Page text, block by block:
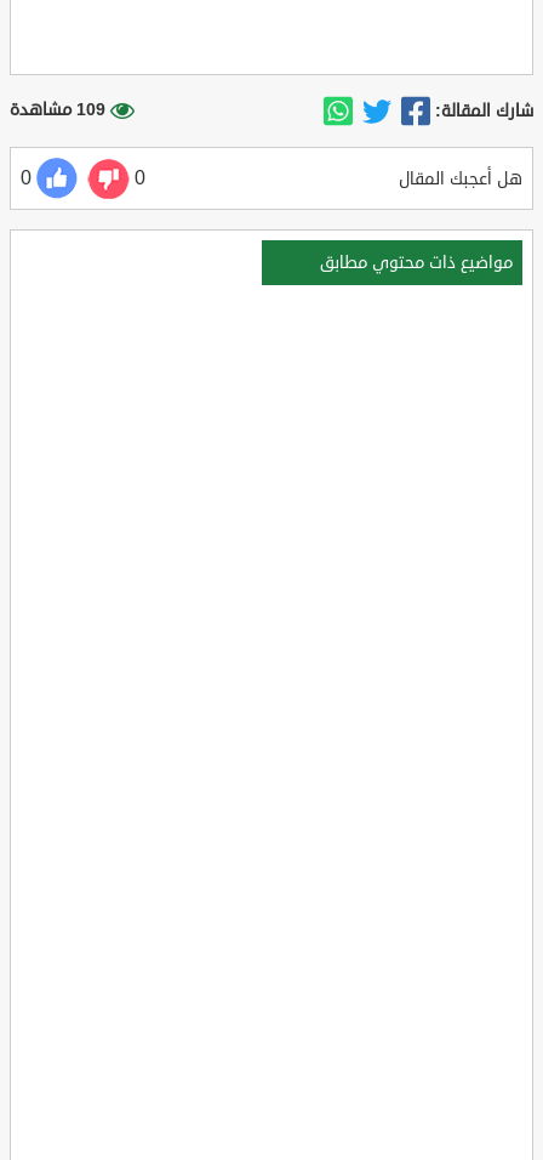
شارك المقالة: 109 مشاهدة
هل أعجبك المقال 0
0
مواضيع ذات محتوي مطابق